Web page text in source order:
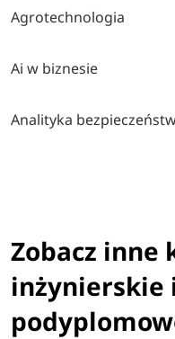
Agrotechnologia
Ai w biznesie
Analityka
Zobacz inne
inżynierskie